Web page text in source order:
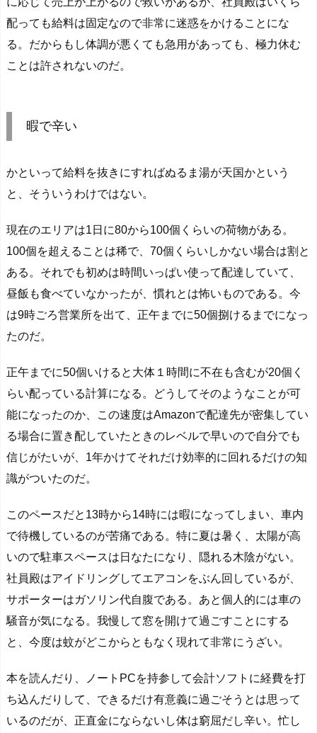
配っても給料は固定なので非常に迷惑をかけることにな
る。だからもし体調が悪くても急用があっても、極力休む
ことは許されないのだ。
暇で辛い
かといって給料を抜きにすればぬるま湯が天国かという
と、そういうわけではない。
現在のエリアは1日に80から100個くらいの荷物がある。
100個を超えることは稀で、70個くらいしかない場合は割と
ある。それでも初めは時間いっぱい使って配達していて、
昼飯も食べていなかったが、慣れとは怖いものである。今
は9時ごろ営業所を出て、正午までに50個捌けるまでになっ
たのだ。
正午までに50個いけると大体１時間に不在も含むが20個く
らい配っている計算になる。どうしてそのようなことが可
能になったのか、この速度はAmazonで配達先が密集してい
る場合に置き配していたときのレベルで早いので自分でも
信じがたいが、1年かけてそれだけ効率的に回れるだけの知
識がついたのだ。
このペースだと13時から14時には暇になってしまい、車内
で待機しているのが苦痛である。特に夏は暑く、太陽が高
いので駐車スペースは日なたになり、隠れる木陰がない。
社員殿はアイドリングしてエアコンをぶん回しているが、
サポーターはガソリン代自腹である。あと個人的には車の
騒音が気になる。我慢して窓を開けて過ごすことにする
と、今度は蚊がどこからともなく現れて非常にうざい。
本を読んだり、ノートPCを持参して会計ソフトに経費を打
ち込んだりして、できるだけ有意義に過ごそうとは思って
いるのだが、正直金にならないし体は窮屈だし辛い。忙し